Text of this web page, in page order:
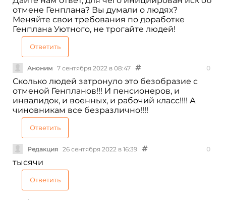
отмене Генплана? Вы думали о людях?
Меняйте свои требования по доработке
Генплана Уютного, не трогайте людей!
Ответить
Аноним 7 сентября 2022 в 08:47 0
Сколько людей затронуло это безобразие с
отменой Генпланов!!! И пенсионеров, и
инвалидок, и военных, и рабочий класс!!!! А
чиновникам все безразлично!!!!
Ответить
Редакция 26 сентября 2022 в 16:39 0
тысячи
Ответить